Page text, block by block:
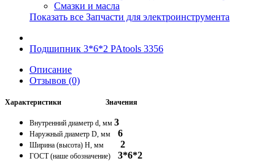
Смазки и масла
Показать все Запчасти для электроинструмента
Подшипник 3*6*2 PAtools 3356
Описание
Отзывов (0)
Характеристики Значения
Внутренний диаметр d, мм 3
Наружный диаметр D, мм 6
Ширина (высота) H, мм 2
ГОСТ (наше обозначение) 3*6*2